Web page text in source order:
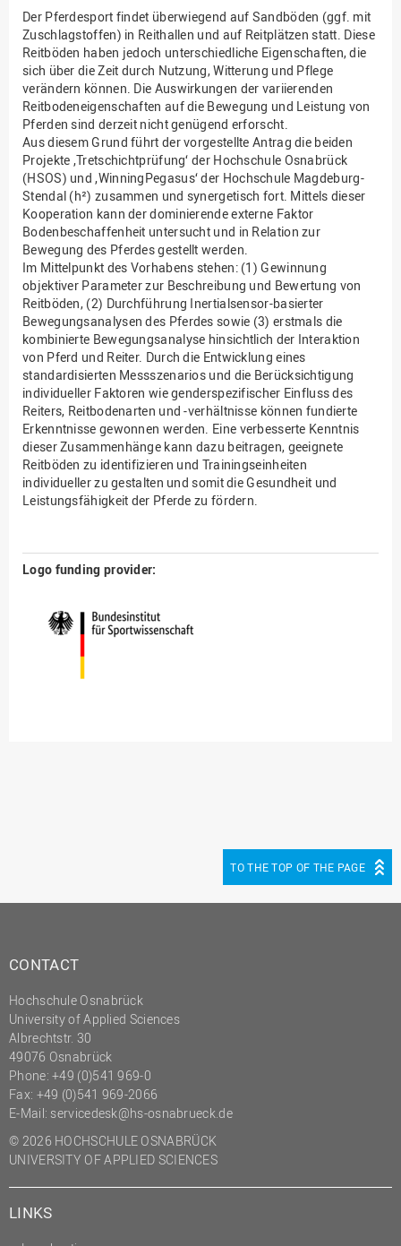
Der Pferdesport findet überwiegend auf Sandböden (ggf. mit
Zuschlagstoffen) in Reithallen und auf Reitplätzen statt. Diese
Reitböden haben jedoch unterschiedliche Eigenschaften, die
sich über die Zeit durch Nutzung, Witterung und Pflege
verändern können. Die Auswirkungen der variierenden
Reitbodeneigenschaften auf die Bewegung und Leistung von
Pferden sind derzeit nicht genügend erforscht.
Aus diesem Grund führt der vorgestellte Antrag die beiden
Projekte ‚Tretschichtprüfung‘ der Hochschule Osnabrück
(HSOS) und ‚WinningPegasus‘ der Hochschule Magdeburg-
Stendal (h²) zusammen und synergetisch fort. Mittels dieser
Kooperation kann der dominierende externe Faktor
Bodenbeschaffenheit untersucht und in Relation zur
Bewegung des Pferdes gestellt werden.
Im Mittelpunkt des Vorhabens stehen: (1) Gewinnung
objektiver Parameter zur Beschreibung und Bewertung von
Reitböden, (2) Durchführung Inertialsensor-basierter
Bewegungsanalysen des Pferdes sowie (3) erstmals die
kombinierte Bewegungsanalyse hinsichtlich der Interaktion
von Pferd und Reiter. Durch die Entwicklung eines
standardisierten Messszenarios und die Berücksichtigung
individueller Faktoren wie genderspezifischer Einfluss des
Reiters, Reitbodenarten und -verhältnisse können fundierte
Erkenntnisse gewonnen werden. Eine verbesserte Kenntnis
dieser Zusammenhänge kann dazu beitragen, geeignete
Reitböden zu identifizieren und Trainingseinheiten
individueller zu gestalten und somit die Gesundheit und
Leistungsfähigkeit der Pferde zu fördern.
Logo funding provider:
TO THE TOP OF THE PAGE
CONTACT
Hochschule Osnabrück
University of Applied Sciences
Albrechtstr. 30
49076 Osnabrück
Phone: +49 (0)541 969-0
Fax: +49 (0)541 969-2066
E-Mail: servicedesk@hs-osnabrueck.de
© 2026 HOCHSCHULE OSNABRÜCK
UNIVERSITY OF APPLIED SCIENCES
LINKS